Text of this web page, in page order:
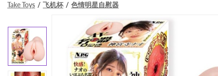
Take Toys 飞机杯 色情明星自慰器